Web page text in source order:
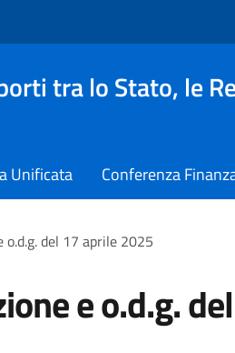
tra lo Stato, le
Unificata Conferenza
o.d.g. del 17 aprile 2025
e o.d.g.